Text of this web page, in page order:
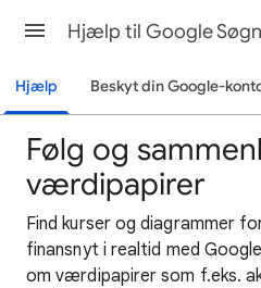
Hjælp til Google
Hjælp Beskyt din Google-
Følg og
værdipapirer
Find kurser og diagrammer
finansnyt i realtid med
om værdipapirer som f.eks.